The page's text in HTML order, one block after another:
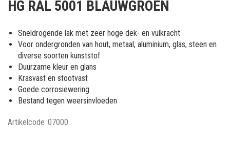
van
afbeeldingen-
gallerij
HG RAL 5001 BLAUWGROEN
Sneldrogende lak met zeer hoge dek- en vulkracht
Voor ondergronden van hout, metaal, aluminium, glas, steen en
diverse soorten kunststof
Duurzame kleur en glans
Krasvast en stootvast
Goede corrosiewering
Bestand tegen weersinvloeden
Artikelcode 07000